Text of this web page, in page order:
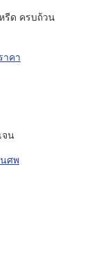
รีด ครบถ้วน
าคา
จน
ศพ